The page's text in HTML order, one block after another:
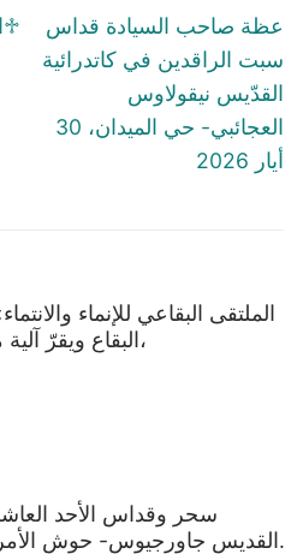
عظة صاحب السيادة قداس
سبت الراقدين في كاتدرائية
القدّيس نيقولاوس
العجائبي- حي الميدان، 30
أيار 2026
البقاع ويقرّ آلية متابعة لمطالب المحافظة،
سحر وقداس الأحد
القديس جاورجيوس- حوش الأمراء،الأحد في 9 آب 2026.